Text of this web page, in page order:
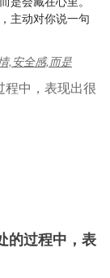
主动对你说一句
,安全感,而是
的过程中，表